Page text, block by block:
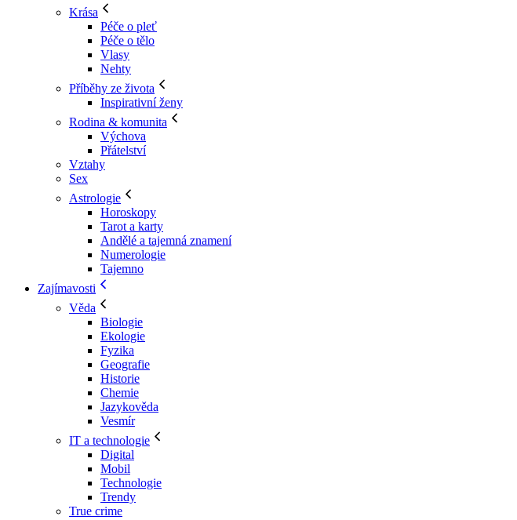
Krása
Péče o pleť
Péče o tělo
Vlasy
Nehty
Příběhy ze života
Inspirativní ženy
Rodina & komunita
Výchova
Přátelství
Vztahy
Sex
Astrologie
Horoskopy
Tarot a karty
Andělé a tajemná znamení
Numerologie
Tajemno
Zajímavosti
Věda
Biologie
Ekologie
Fyzika
Geografie
Historie
Chemie
Jazykověda
Vesmír
IT a technologie
Digital
Mobil
Technologie
Trendy
True crime